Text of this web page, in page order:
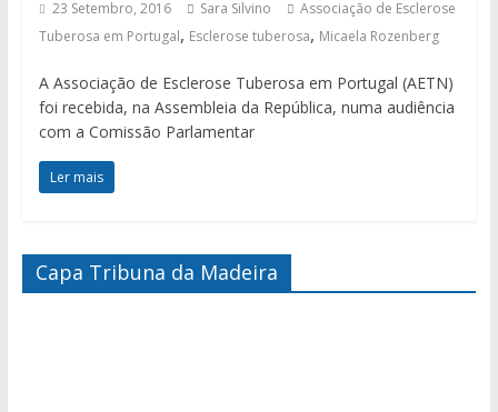
23 Setembro, 2016 Sara Silvino
Associação de Esclerose
Tuberosa em Portugal, Esclerose tuberosa, Micaela Rozenberg
A Associação de Esclerose Tuberosa em Portugal (AETN)
foi recebida, na Assembleia da República, numa audiência
com a Comissão Parlamentar
Ler mais
Capa Tribuna da Madeira